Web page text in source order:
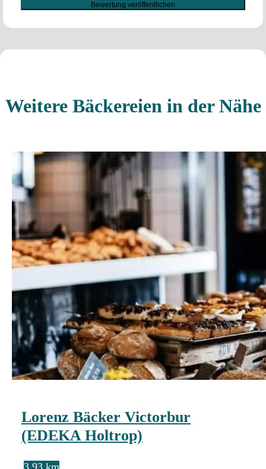
Weitere Bäckereien in der Nähe
Lorenz Bäcker Victorbur
(EDEKA Holtrop)
3.93 km